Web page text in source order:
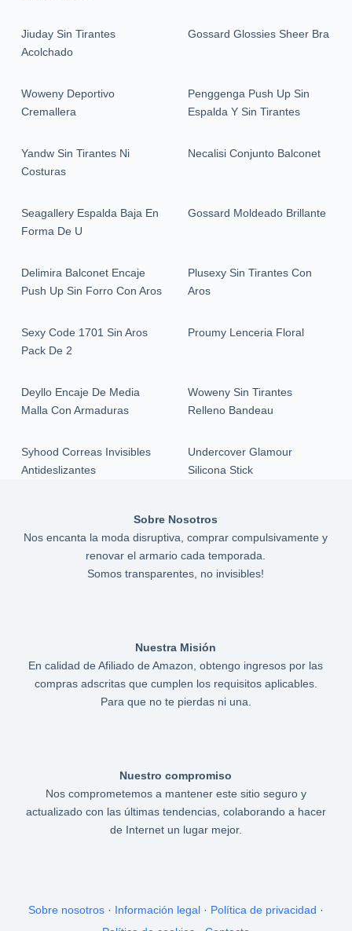
Jiuday Sin Tirantes
Acolchado
Gossard Glossies Sheer Bra
Woweny Deportivo
Cremallera
Penggenga Push Up Sin
Espalda Y Sin Tirantes
Yandw Sin Tirantes Ni
Costuras
Necalisi Conjunto Balconet
Seagallery Espalda Baja En
Forma De U
Gossard Moldeado Brillante
Delimira Balconet Encaje
Push Up Sin Forro Con Aros
Plusexy Sin Tirantes Con
Aros
Sexy Code 1701 Sin Aros
Pack De 2
Proumy Lenceria Floral
Deyllo Encaje De Media
Malla Con Armaduras
Woweny Sin Tirantes
Relleno Bandeau
Syhood Correas Invisibles
Antideslizantes
Undercover Glamour
Silicona Stick
Sobre Nosotros
Nos encanta la moda disruptiva, comprar compulsivamente y
renovar el armario cada temporada.
Somos transparentes, no invisibles!
Nuestra Misión
En calidad de Afiliado de Amazon, obtengo ingresos por las
compras adscritas que cumplen los requisitos aplicables.
Para que no te pierdas ni una.
Nuestro compromiso
Nos comprometemos a mantener este sitio seguro y
actualizado con las últimas tendencias, colaborando a hacer
de Internet un lugar mejor.
Sobre nosotros· Información legal· Política de privacidad ·